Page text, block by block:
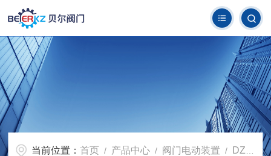
当前位置：首页 / 产品中心 / 阀门电动装置 / DZW型阀门电动装置